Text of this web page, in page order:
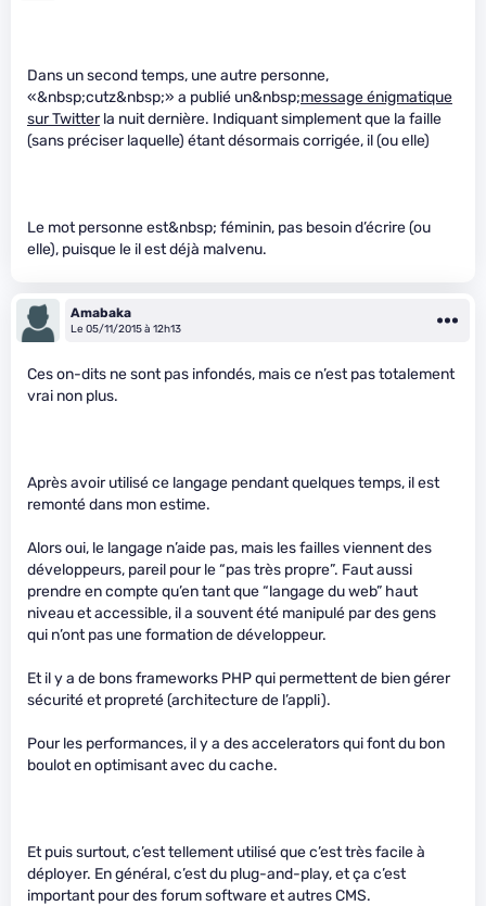
Dans un second temps, une autre personne,
«&nbsp;cutz&nbsp;» a publié un&nbsp;message énigmatique
sur Twitterla nuit dernière. Indiquant simplement que la faille
(sans préciser laquelle) étant désormais corrigée, il (ou elle)
Le mot personne est&nbsp; féminin, pas besoin d’écrire (ou
elle), puisque le il est déjà malvenu.
Amabaka
Le 05/11/2015 à 12h13
Ces on-dits ne sont pas infondés, mais ce n’est pas totalement
vrai non plus.
Après avoir utilisé ce langage pendant quelques temps, il est
remonté dans mon estime.
Alors oui, le langage n’aide pas, mais les failles viennent des
développeurs, pareil pour le “pas très propre”. Faut aussi
prendre en compte qu’en tant que “langage du web” haut
niveau et accessible, il a souvent été manipulé par des gens
qui n’ont pas une formation de développeur.
Et il y a de bons frameworks PHP qui permettent de bien gérer
sécurité et propreté (architecture de l’appli).
Pour les performances, il y a des accelerators qui font du bon
boulot en optimisant avec du cache.
Et puis surtout, c’est tellement utilisé que c’est très facile à
déployer. En général, c’est du plug-and-play, et ça c’est
important pour des forum software et autres CMS.